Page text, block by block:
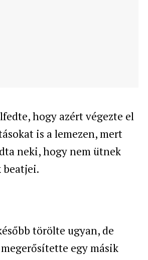
hogy azért végezte el
is a lemezen, mert
neki, hogy nem ütnek
beatjei.
törölte ugyan, de
egy másik